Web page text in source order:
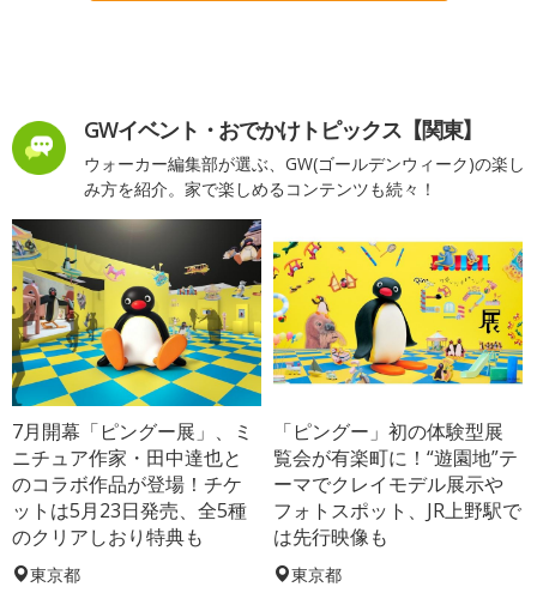
GWイベント・おでかけトピックス【関東】
ウォーカー編集部が選ぶ、GW(ゴールデンウィーク)の楽し
み方を紹介。家で楽しめるコンテンツも続々！
7月開幕「ピングー展」、ミ
ニチュア作家・田中達也と
のコラボ作品が登場！チケ
ットは5月23日発売、全5種
のクリアしおり特典も
東京都
「ピングー」初の体験型展
覧会が有楽町に！“遊園地”テ
ーマでクレイモデル展示や
フォトスポット、JR上野駅で
は先行映像も
東京都